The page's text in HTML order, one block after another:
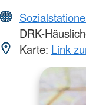
DRK-
Karte: Link